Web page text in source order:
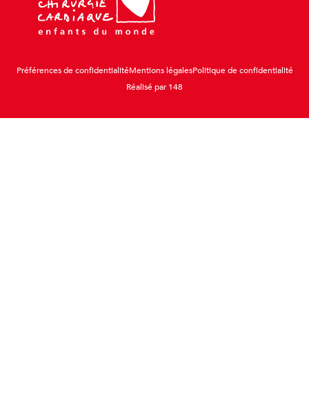
Préférences de confidentialitéMentions légalesPolitique de confidentialité
Réalisé par 148